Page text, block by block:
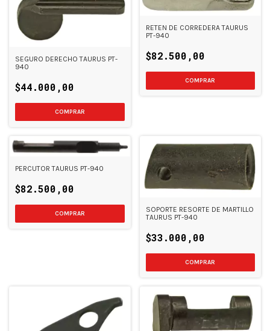
SEGURO DERECHO TAURUS PT-
940
$44.000,00
RETEN DE CORREDERA TAURUS
PT-940
$82.500,00
COMPRAR
PERCUTOR TAURUS PT-940
$82.500,00
SOPORTE RESORTE DE MARTILLO
TAURUS PT-940
$33.000,00